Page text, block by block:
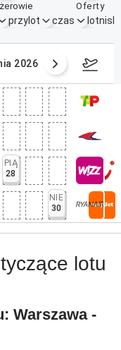
oferty
przylot czas
2026
PIĄ
28
NIE
30
lotu
Warszawa -